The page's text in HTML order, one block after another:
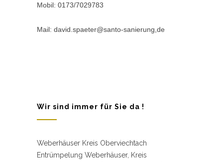
Mobil: 0173/7029783
Mail: david.spaeter@santo-sanierung,de
Wir sind immer für Sie da !
Weberhäuser Kreis Oberviechtach
Entrümpelung Weberhäuser, Kreis